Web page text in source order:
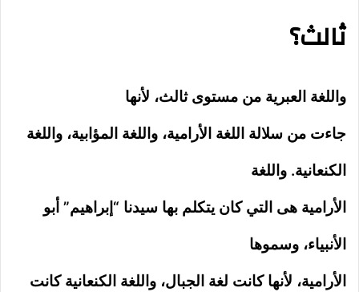
ثالث؟
واللغة العبرية من مستوى ثالث، لأنها
جاءت من سلالة اللغة الأرامية، واللغة المؤابية، واللغة
الكنعانية. واللغة
الأرامية هى التي كان يتكلم بها سيدنا “إبراهيم” أبو
الأنبياء، وسموها
الأرامية، لأنها كانت لغة الجبال، واللغة الكنعانية كانت